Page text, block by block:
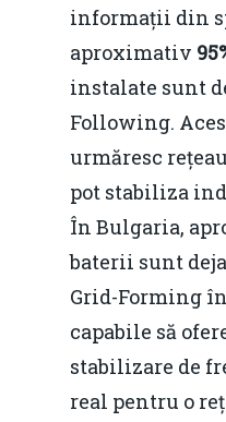
informații din
aproximativ
instalate sunt
Following.
urmăresc
pot stabiliza
În Bulgaria,
baterii sunt
Grid-Forming
capabile să
stabilizare de
real pentru o